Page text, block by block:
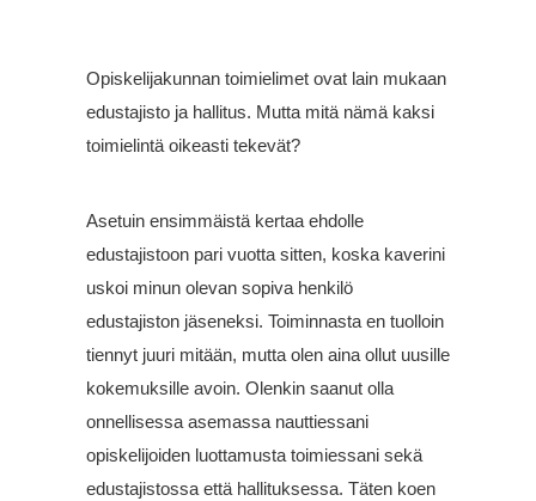
Opiskelijakunnan toimielimet ovat lain mukaan
edustajisto ja hallitus. Mutta mitä nämä kaksi
toimielintä oikeasti tekevät?
Asetuin ensimmäistä kertaa ehdolle
edustajistoon pari vuotta sitten, koska kaverini
uskoi minun olevan sopiva henkilö
edustajiston jäseneksi. Toiminnasta en tuolloin
tiennyt juuri mitään, mutta olen aina ollut uusille
kokemuksille avoin. Olenkin saanut olla
onnellisessa asemassa nauttiessani
opiskelijoiden luottamusta toimiessani sekä
edustajistossa että hallituksessa. Täten koen